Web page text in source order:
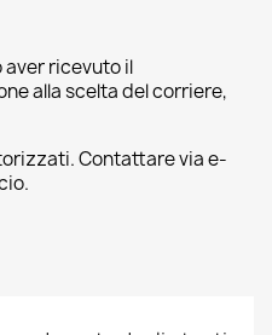
aver ricevuto il
alla scelta del corriere,
Contattare via e-